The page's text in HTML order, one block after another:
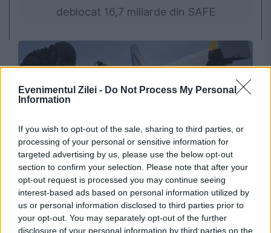
Evenimentul Zilei - Do Not Process My Personal
Information
If you wish to opt-out of the sale, sharing to third parties, or
processing of your personal or sensitive information for
targeted advertising by us, please use the below opt-out
section to confirm your selection. Please note that after your
opt-out request is processed you may continue seeing
interest-based ads based on personal information utilized by
us or personal information disclosed to third parties prior to
your opt-out. You may separately opt-out of the further
disclosure of your personal information by third parties on the
deblocat 16,7 miliarde din SAFE
INTERNATIONAL
Anchetă de contraterorism după incidentul
grav de pe aeroportul Leipzig/Halle. Explozibili
de calitate militară, găsiți pe o dronă